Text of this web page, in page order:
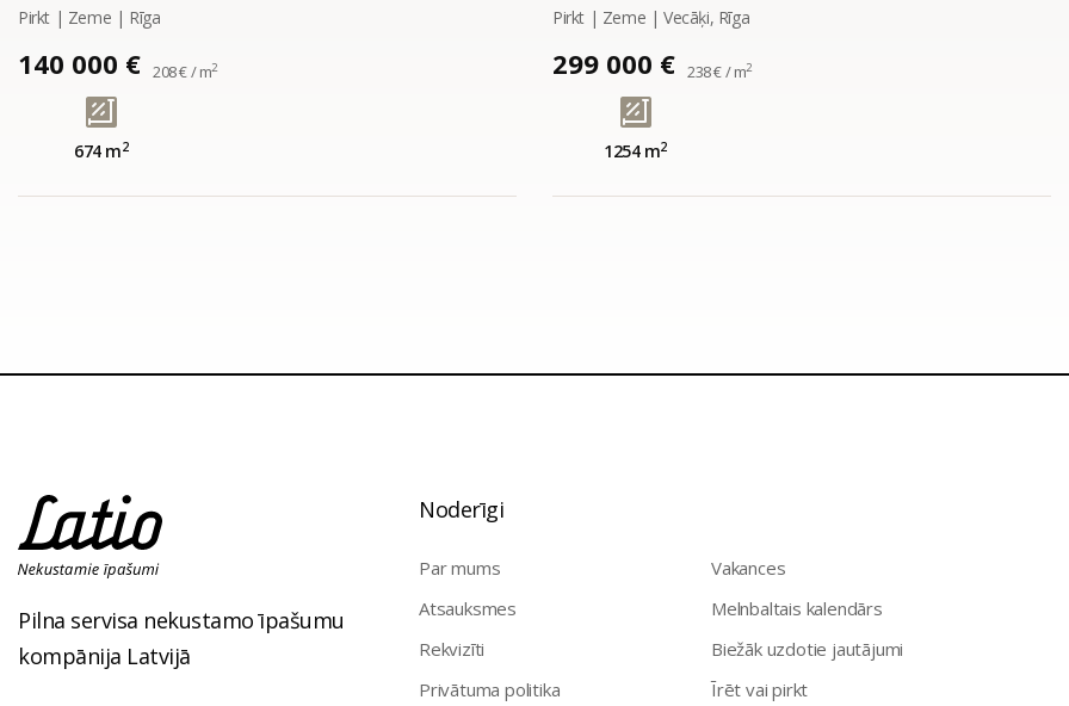
Pirkt | Zeme | Rīga
140 000 € 208 € / m2
674 m2
Pirkt | Zeme | Vecāķi, Rīga
299 000 € 238 € / m2
1254 m2
Pilna servisa nekustamo īpašumu
kompānija Latvijā
Noderīgi
Par mums
Atsauksmes
Rekvizīti
Privātuma politika
Vakances
Melnbaltais kalendārs
Biežāk uzdotie jautājumi
Īrēt vai pirkt